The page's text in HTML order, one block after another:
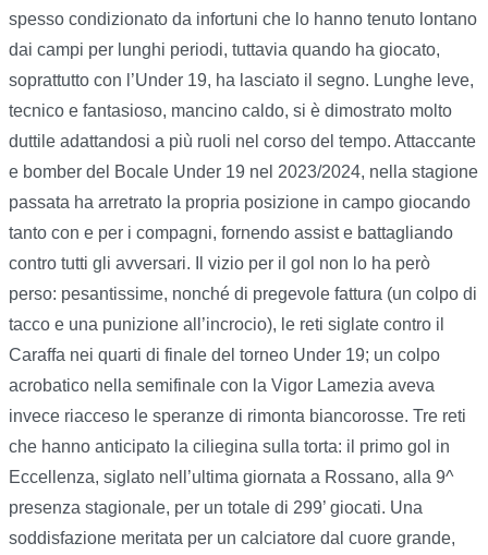
spesso condizionato da infortuni che lo hanno tenuto lontano
dai campi per lunghi periodi, tuttavia quando ha giocato,
soprattutto con l’Under 19, ha lasciato il segno. Lunghe leve,
tecnico e fantasioso, mancino caldo, si è dimostrato molto
duttile adattandosi a più ruoli nel corso del tempo. Attaccante
e bomber del Bocale Under 19 nel 2023/2024, nella stagione
passata ha arretrato la propria posizione in campo giocando
tanto con e per i compagni, fornendo assist e battagliando
contro tutti gli avversari. Il vizio per il gol non lo ha però
perso: pesantissime, nonché di pregevole fattura (un colpo di
tacco e una punizione all’incrocio), le reti siglate contro il
Caraffa nei quarti di finale del torneo Under 19; un colpo
acrobatico nella semifinale con la Vigor Lamezia aveva
invece riacceso le speranze di rimonta biancorosse. Tre reti
che hanno anticipato la ciliegina sulla torta: il primo gol in
Eccellenza, siglato nell’ultima giornata a Rossano, alla 9^
presenza stagionale, per un totale di 299’ giocati. Una
soddisfazione meritata per un calciatore dal cuore grande,